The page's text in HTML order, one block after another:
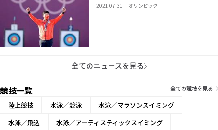
2021.07.31 オリンピック
全てのニュースを見る
競技一覧 全ての競技を見る
陸上競技 水泳／競泳
水泳／マラソンスイミング
水泳／飛込
水泳／アーティスティックスイミング